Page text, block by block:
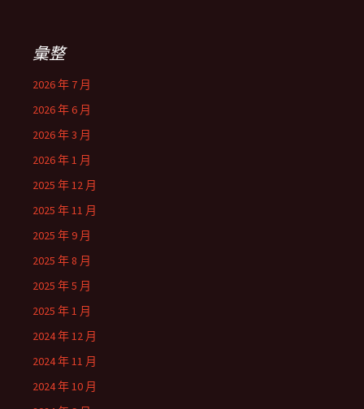
彙整
2026 年 7 月
2026 年 6 月
2026 年 3 月
2026 年 1 月
2025 年 12 月
2025 年 11 月
2025 年 9 月
2025 年 8 月
2025 年 5 月
2025 年 1 月
2024 年 12 月
2024 年 11 月
2024 年 10 月